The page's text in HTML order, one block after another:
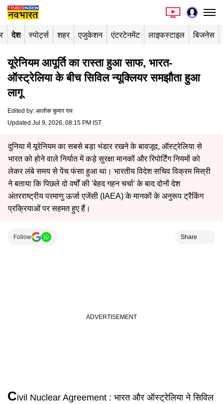
देश स्पोर्ट्स शहर एजुकेशन एंटरटेनमेंट लाइफस्टाइल बिजनेस
यूरेनियम आपूर्ति का रास्ता हुआ साफ, भारत-
ऑस्ट्रेलिया के बीच सिविल न्यूक्लियर समझौता हुआ
लागू
Edited by: आलोक कुमार राव
Updated Jul 9, 2026, 08:15 PM IST
दुनिया में यूरेनियम का सबसे बड़ा भंडार रखने के बावजूद, ऑस्ट्रेलिया से
भारत को होने वाले निर्यात में कड़े सुरक्षा मानकों और रिपोर्टिंग नियमों को
लेकर लंबे समय से पेंच फंसा हुआ था। भारतीय विदेश सचिव विक्रम मिस्री
ने बताया कि पिछले दो वर्षों की 'बेहद गहन चर्चा' के बाद दोनों देश
अंतरराष्ट्रीय परमाणु ऊर्जा एजेंसी (IAEA) के मानकों के अनुरूप ट्रैकिंग
प्रक्रियाओं पर सहमत हुए हैं।
Follow Share
Civil Nuclear Agreement : भारत और ऑस्ट्रेलिया ने सिविल